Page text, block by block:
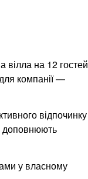
вілла на 12 гостей
компанії —
відпочинку
доповнюють
у власному